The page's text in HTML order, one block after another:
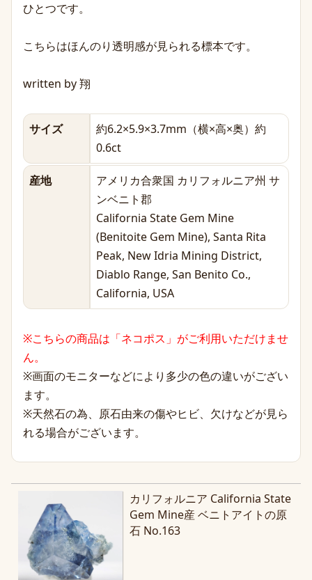
ひとつです。
こちらはほんのり透明感が見られる標本です。
written by 翔
サイズ
約6.2×5.9×3.7mm（横×高×奥）約
0.6ct
産地
アメリカ合衆国 カリフォルニア州 サ
ンベニト郡
California State Gem Mine
(Benitoite Gem Mine), Santa Rita
Peak, New Idria Mining District,
Diablo Range, San Benito Co.,
California, USA
※こちらの商品は「ネコポス」がご利用いただけませ
ん。
※画面のモニターなどにより多少の色の違いがござい
ます。
※天然石の為、原石由来の傷やヒビ、欠けなどが見ら
れる場合がございます。
カリフォルニア California State
Gem Mine産 ベニトアイトの原
石 No.163